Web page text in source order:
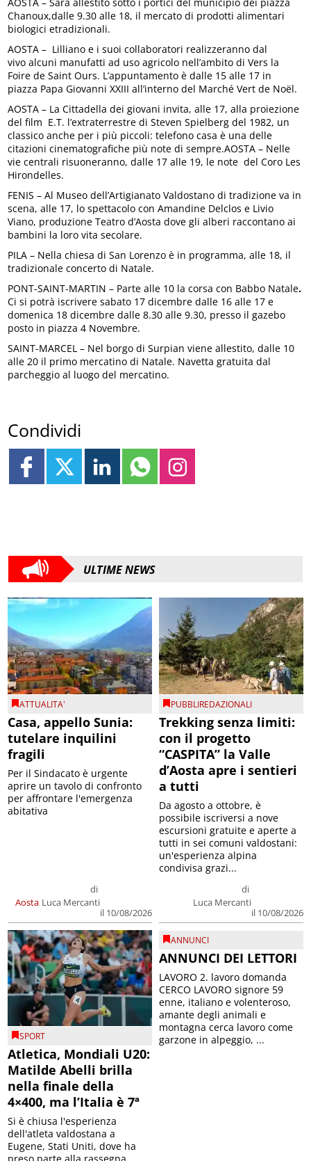
Chanoux,dalle 9.30 alle 18, il mercato di prodotti alimentari
biologici etradizionali.
AOSTA – Lilliano e i suoi collaboratori realizzeranno dal
vivo alcuni manufatti ad uso agricolo nell’ambito di Vers la
Foire de Saint Ours. L’appuntamento è dalle 15 alle 17 in
piazza Papa Giovanni XXIII all’interno del Marché Vert de Noël.
AOSTA – La Cittadella dei giovani invita, alle 17, alla proiezione
del film E.T. l’extraterrestre di Steven Spielberg del 1982, un
classico anche per i più piccoli: telefono casa è una delle
citazioni cinematografiche più note di sempre.AOSTA – Nelle
vie centrali risuoneranno, dalle 17 alle 19, le note del Coro Les
Hirondelles.
FENIS – Al Museo dell’Artigianato Valdostano di tradizione va in
scena, alle 17, lo spettacolo con Amandine Delclos e Livio
Viano, produzione Teatro d’Aosta dove gli alberi raccontano ai
bambini la loro vita secolare.
PILA – Nella chiesa di San Lorenzo è in programma, alle 18, il
tradizionale concerto di Natale.
PONT-SAINT-MARTIN – Parte alle 10 la corsa con Babbo Natale.
Ci si potrà iscrivere sabato 17 dicembre dalle 16 alle 17 e
domenica 18 dicembre dalle 8.30 alle 9.30, presso il gazebo
posto in piazza 4 Novembre.
SAINT-MARCEL – Nel borgo di Surpian viene allestito, dalle 10
alle 20 il primo mercatino di Natale. Navetta gratuita dal
parcheggio al luogo del mercatino.
Condividi
ULTIME NEWS
ATTUALITA'
Casa, appello Sunia:
tutelare inquilini
fragili
Aosta
di
Luca Mercanti
il 10/08/2026
Per il Sindacato è urgente
aprire un tavolo di confronto
per affrontare l'emergenza
abitativa
PUBBLIREDAZIONALI
Trekking senza limiti:
con il progetto
“CASPITA” la Valle
d’Aosta apre i sentieri
a tutti
di
Luca Mercanti
il 10/08/2026
Da agosto a ottobre, è
possibile iscriversi a nove
escursioni gratuite e aperte a
tutti in sei comuni valdostani:
un'esperienza alpina
condivisa grazi...
SPORT
Atletica, Mondiali U20:
Matilde Abelli brilla
nella finale della
4×400, ma l’Italia è 7ª
Si è chiusa l'esperienza
dell'atleta valdostana a
Eugene, Stati Uniti, dove ha
ANNUNCI
ANNUNCI DEI LETTORI
LAVORO 2. lavoro domanda
CERCO LAVORO signore 59
enne, italiano e volenteroso,
amante degli animali e
montagna cerca lavoro come
garzone in alpeggio, ...